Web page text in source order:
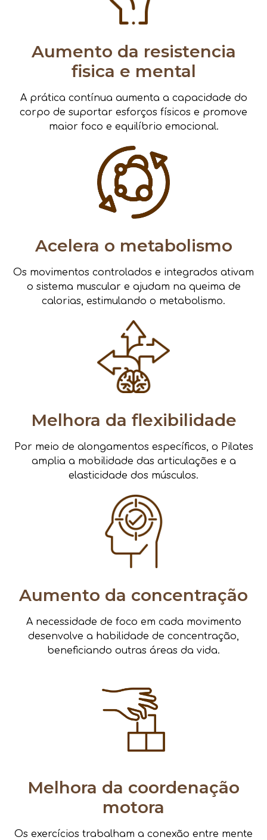
Aumento da resistencia
fisica e mental
A prática contínua aumenta a capacidade do
corpo de suportar esforços físicos e promove
maior foco e equilíbrio emocional.
Acelera o metabolismo
Os movimentos controlados e integrados ativam
o sistema muscular e ajudam na queima de
calorias, estimulando o metabolismo.
Melhora da flexibilidade
Por meio de alongamentos específicos, o Pilates
amplia a mobilidade das articulações e a
elasticidade dos músculos.
Aumento da concentração
A necessidade de foco em cada movimento
desenvolve a habilidade de concentração,
beneficiando outras áreas da vida.
Melhora da coordenação
motora
Os exercícios trabalham a conexão entre mente